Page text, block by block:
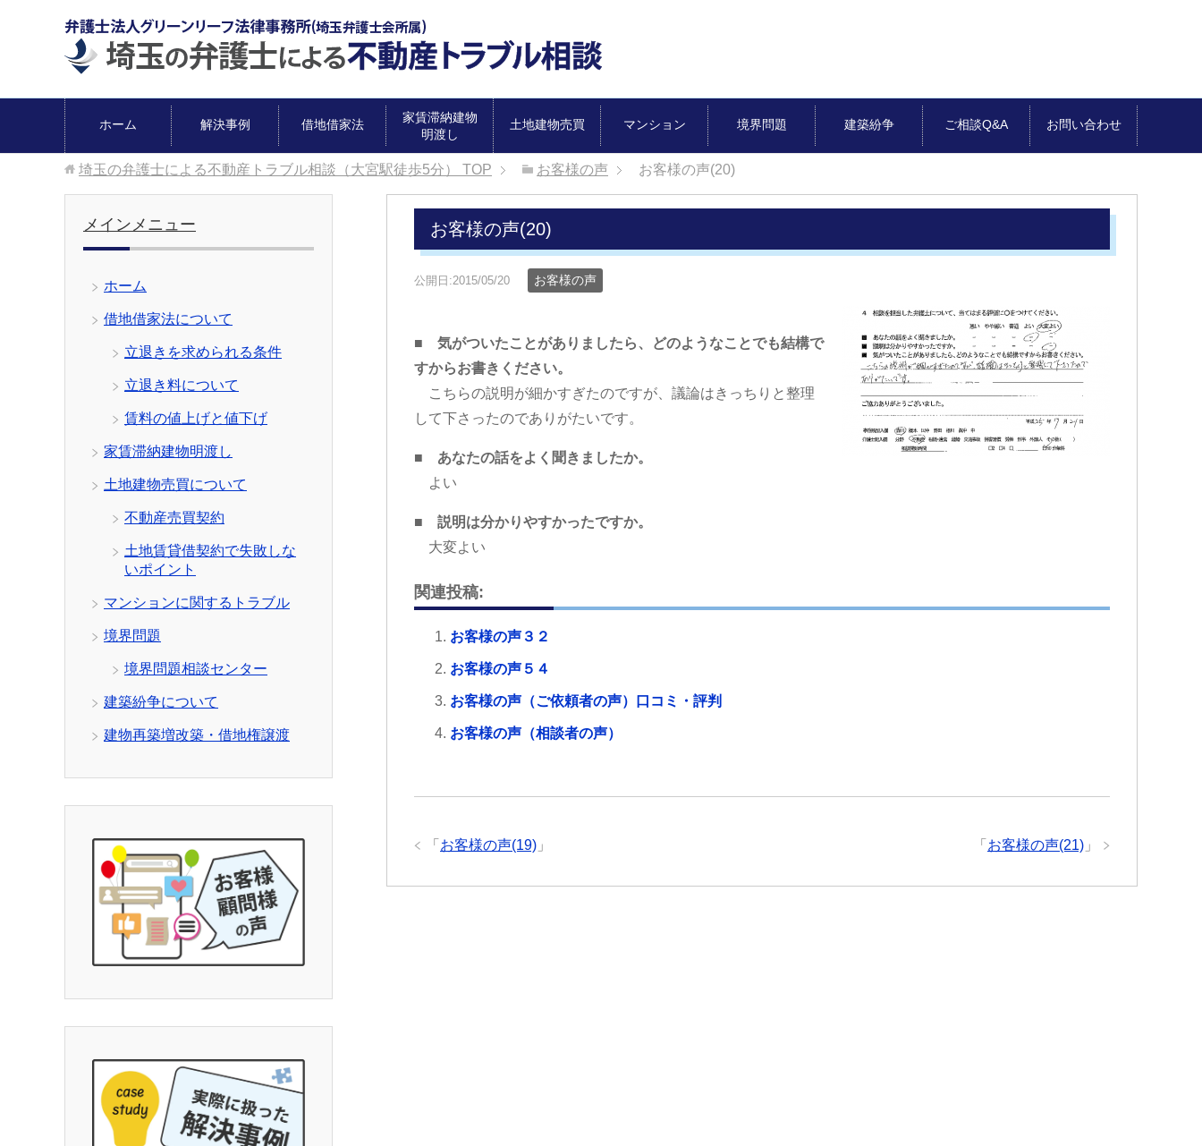
ホーム 解決事例 借地借家法
家賃滞納建物
明渡し
土地建物売買 マンション 境界問題 建築紛争 ご相談Q&A お問い合わせ
埼玉の弁護士による不動産トラブル相談（大宮駅徒歩5分） TOP お客様の声 お客様の声(20)
お客様の声(20)
公開日:2015/05/20 お客様の声
■ 気がついたことがありましたら、どのようなことでも結構で
すからお書きください。
こちらの説明が細かすぎたのですが、議論はきっちりと整理
して下さったのでありがたいです。
■ あなたの話をよく聞きましたか。
よい
■ 説明は分かりやすかったですか。
大変よい
関連投稿:
お客様の声３２
お客様の声５４
お客様の声（ご依頼者の声）口コミ・評判
お客様の声（相談者の声）
「 お客様の声(21) 」
「 お客様の声(19) 」
メインメニュー
ホーム
借地借家法について
立退きを求められる条件
立退き料について
賃料の値上げと値下げ
家賃滞納建物明渡し
土地建物売買について
不動産売買契約
土地賃貸借契約で失敗しな
いポイント
マンションに関するトラブル
境界問題
境界問題相談センター
建築紛争について
建物再築増改築・借地権譲渡